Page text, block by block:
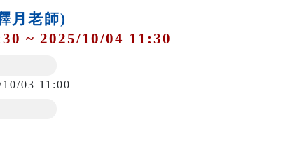
月老師)
~ 2025/10/04 11:30
03 11:00